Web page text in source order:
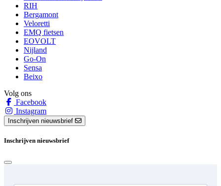
RIH
Bergamont
Veloretti
EMQ fietsen
EOVOLT
Nijland
Go-On
Sensa
Beixo
Volg ons
Facebook
Instagram
Inschrijven nieuwsbrief
Inschrijven nieuwsbrief